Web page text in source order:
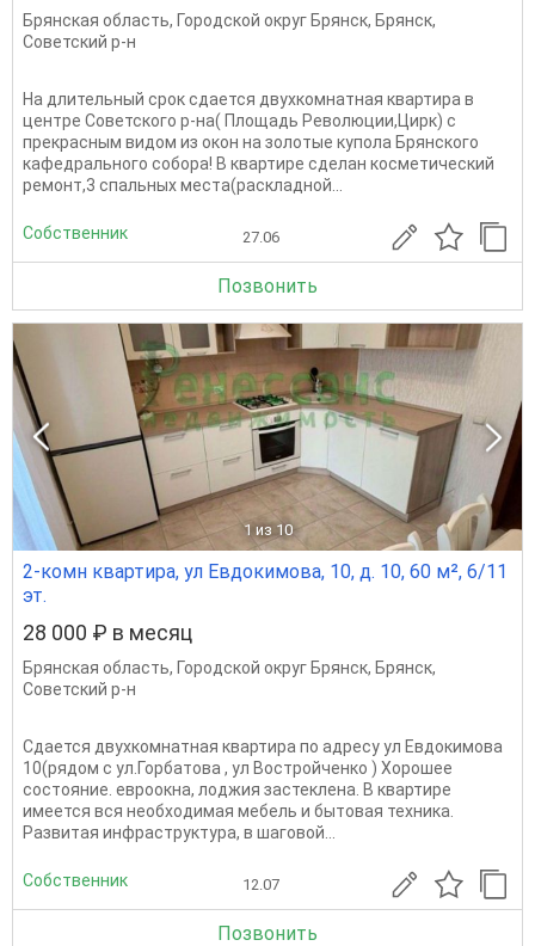
Брянская область, Городской округ Брянск, Брянск,
Советский р-н
На длительный срок сдается двухкомнатная квартира в
центре Советского р-на( Площадь Революции,Цирк) с
прекрасным видом из окон на золотые купола Брянского
кафедрального собора! В квартире сделан косметический
ремонт,3 спальных места(раскладной...
Собственник 27.06
Позвонить
1 из 10
2-комн квартира, ул Евдокимова, 10, д. 10, 60 м², 6/11
эт.
28 000 ₽ в месяц
Брянская область, Городской округ Брянск, Брянск,
Советский р-н
Сдается двухкомнатная квартира по адресу ул Евдокимова
10(рядом с ул.Горбатова , ул Востройченко ) Хорошее
состояние. евроокна, лоджия застеклена. В квартире
имеется вся необходимая мебель и бытовая техника.
Развитая инфраструктура, в шаговой...
Собственник 12.07
Позвонить